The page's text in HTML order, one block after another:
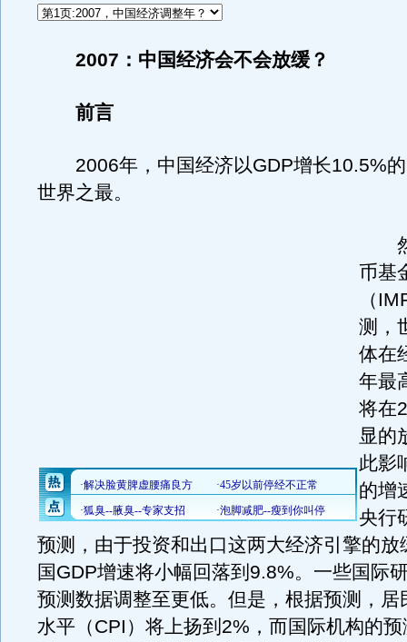
2007：中国经济会不会放缓？
前言
2006年，中国经济以GDP增长10.5%的
世界之最。
然
币基
（
测，
体在
年最
将在
显的
此影
的增
央行
预测，由于投资和出口这两大经济引擎的
国GDP增速将小幅回落到9.8%。一些国际
预测数据调整至更低。但是，根据预测，居
水平（CPI）将上扬到2%，而国际机构的